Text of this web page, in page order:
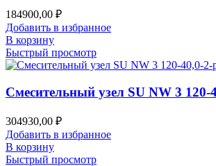
184900,00 ₽
Добавить в избранное
В корзину
Быстрый просмотр
Смесительный узел SU NW 3 120-
304930,00 ₽
Добавить в избранное
В корзину
Быстрый просмотр